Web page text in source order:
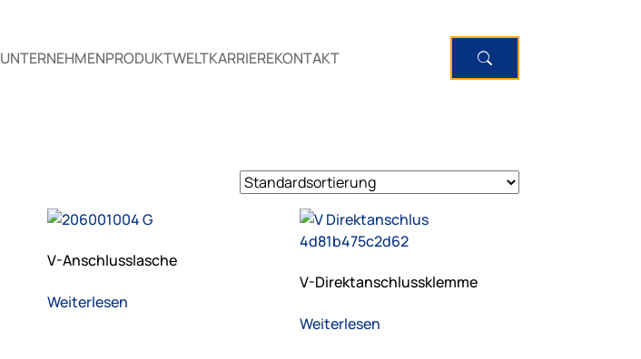
UNTERNEHMENPRODUKTWELTKARRIEREKONTAKT
V-Anschlusslasche
Weiterlesen
V-Direktanschlussklemme
Weiterlesen